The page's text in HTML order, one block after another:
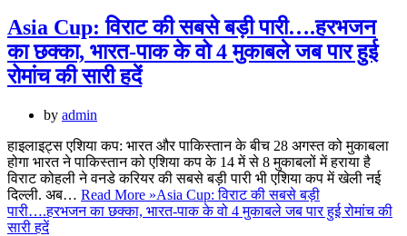
Asia Cup: विराट की सबसे बड़ी पारी….हरभजन
का छक्का, भारत-पाक के वो 4 मुकाबले जब पार हुई
रोमांच की सारी हदें
by admin
हाइलाइट्स एशिया कप: भारत और पाकिस्तान के बीच 28 अगस्त को मुकाबला
होगा भारत ने पाकिस्तान को एशिया कप के 14 में से 8 मुकाबलों में हराया है
विराट कोहली ने वनडे करियर की सबसे बड़ी पारी भी एशिया कप में खेली नई
दिल्ली. अब… Read More »Asia Cup: विराट की सबसे बड़ी
पारी….हरभजन का छक्का, भारत-पाक के वो 4 मुकाबले जब पार हुई रोमांच की
सारी हदें